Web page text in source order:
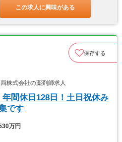
この求人に興味がある
保存する
株式会社の薬剤師求人
年間休日128日！土日祝休み
です
万円